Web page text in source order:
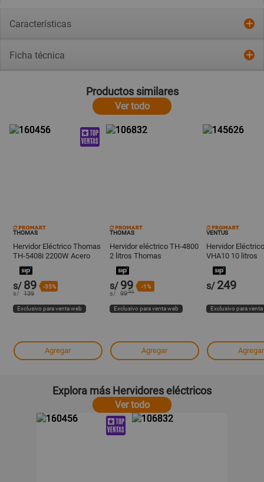
Características
Ficha técnica
Productos similares
Ver todo
THOMAS
Hervidor Eléctrico Thomas
TH-5408i 2200W Acero
Inoxidable Plateado
s/ 89 -35%
s/ 139
Exclusivo para venta web
Agregar
THOMAS
Hervidor eléctrico TH-4800
2 litros Thomas
s/ 99 -1%
s/ 99.90
Exclusivo para venta web
Agregar
VENTUS
Hervidor
VHA10 10 litros
s/ 249
Exclusivo para
Agregar
Explora más Hervidores eléctricos
Ver todo